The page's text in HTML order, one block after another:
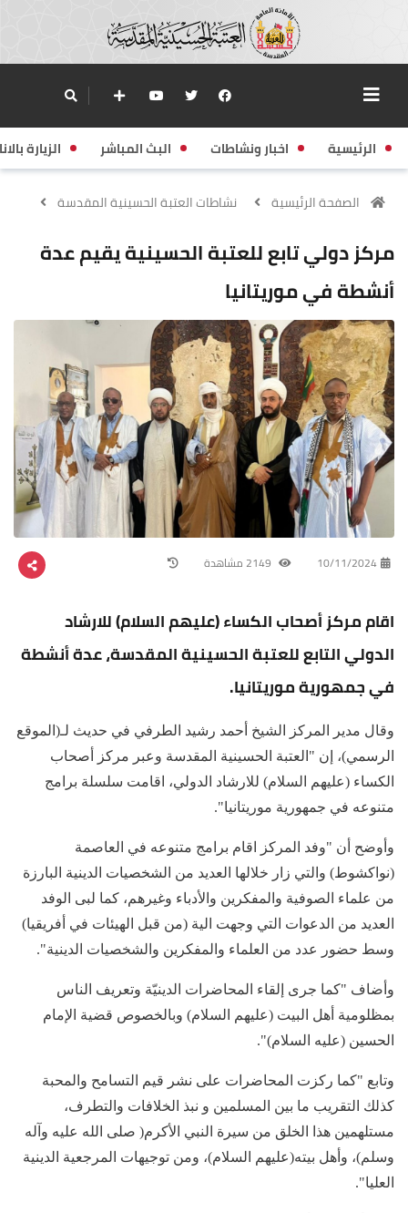
الرئيسية اخبار ونشاطات البث المباشر الزيارة
الصفحة الرئيسية نشاطات العتبة الحسينية المقدسة
مركز دولي تابع للعتبة الحسينية يقيم عدة
أنشطة في موريتانيا
10/11/2024
اقام مركز أصحاب الكساء (عليهم السلام) للارشاد
الدولي التابع للعتبة الحسينية المقدسة، عدة أنشطة
في جمهورية موريتانيا.
وقال مدير المركز الشيخ أحمد رشيد الطرفي في حديث لـ(الموقع
الرسمي)، إن "العتبة الحسينية المقدسة وعبر مركز أصحاب
الكساء (عليهم السلام) للارشاد الدولي، اقامت سلسلة برامج
متنوعه في جمهورية موريتانيا".
وأوضح أن "وفد المركز اقام برامج متنوعه في العاصمة
(نواكشوط) والتي زار خلالها العديد من الشخصيات الدينية البارزة
من علماء الصوفية والمفكرين والأدباء وغيرهم، كما لبى الوفد
العديد من الدعوات التي وجهت الية (من قبل الهيئات في أفريقيا)
وسط حضور عدد من العلماء والمفكرين والشخصيات الدينية".
وأضاف "كما جرى إلقاء المحاضرات الدينيّة وتعريف الناس
بمظلومية أهل البيت (عليهم السلام) وبالخصوص قضية الإمام
الحسين (عليه السلام)".
وتابع "كما ركزت المحاضرات على نشر قيم التسامح والمحبة
كذلك التقريب ما بين المسلمين و نبذ الخلافات والتطرف،
مستلهمين هذا الخلق من سيرة النبي الأكرم( صلى الله عليه وآله
وسلم)، وأهل بيته(عليهم السلام)، ومن توجيهات المرجعية الدينية
العليا".